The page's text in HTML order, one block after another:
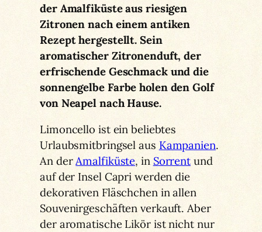
der Amalfiküste aus riesigen
Zitronen nach einem antiken
Rezept hergestellt. Sein
aromatischer Zitronenduft, der
erfrischende Geschmack und die
sonnengelbe Farbe holen den Golf
von Neapel nach Hause.
Limoncello ist ein beliebtes
Urlaubsmitbringsel aus Kampanien.
An derAmalfiküste, in Sorrent und
auf der Insel Capri werden die
dekorativen Fläschchen in allen
Souvenirgeschäften verkauft. Aber
der aromatische Likör ist nicht nur